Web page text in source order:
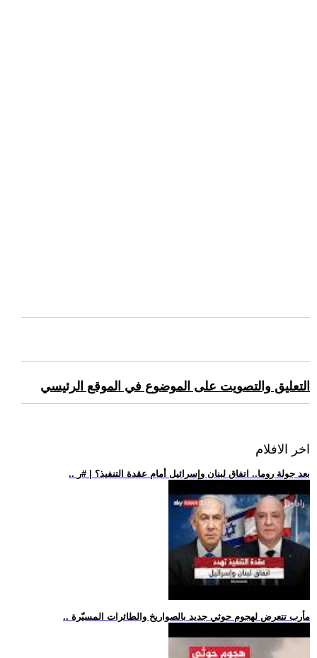
التعليق والتصويت على الموضوع في الموقع الرئيسي
اخر الافلام
.. بعد جولة روما.. اتفاق لبنان وإسرائيل أمام عقدة التنفيذ؟ | #ر
.. مأرب تتعرض لهجوم حوثي جديد بالصواريخ والطائرات المسيّرة